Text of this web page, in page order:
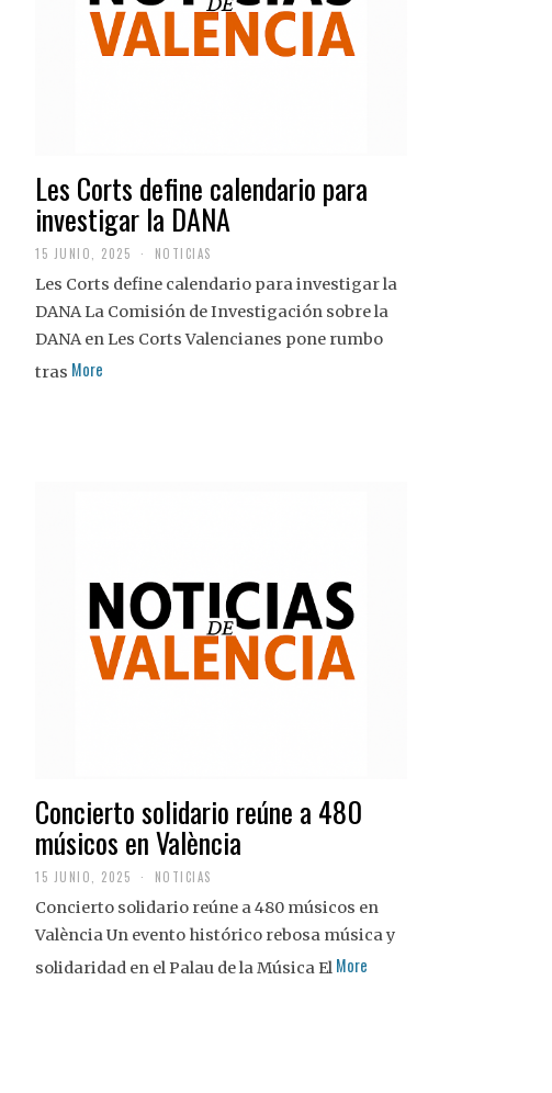
Les Corts define calendario para
investigar la DANA
15 JUNIO, 2025 NOTICIAS
Les Corts define calendario para investigar la
DANA La Comisión de Investigación sobre la
DANA en Les Corts Valencianes pone rumbo
tras More
Concierto solidario reúne a 480
músicos en València
15 JUNIO, 2025 NOTICIAS
Concierto solidario reúne a 480 músicos en
València Un evento histórico rebosa música y
solidaridad en el Palau de la Música El More